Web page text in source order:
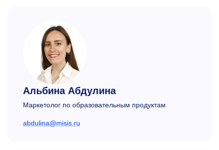
Альбина Абдулина
Маркетолог по образовательным продуктам
abdulina@misis.ru